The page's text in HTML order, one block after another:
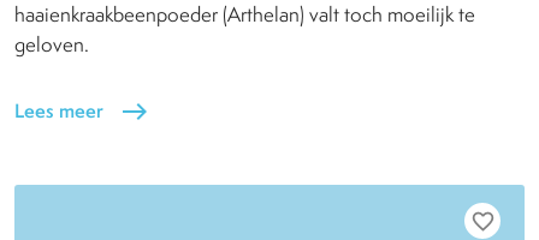
haaienkraakbeenpoeder (Arthelan) valt toch moeilijk te
geloven.
Lees meer east
favorite_border